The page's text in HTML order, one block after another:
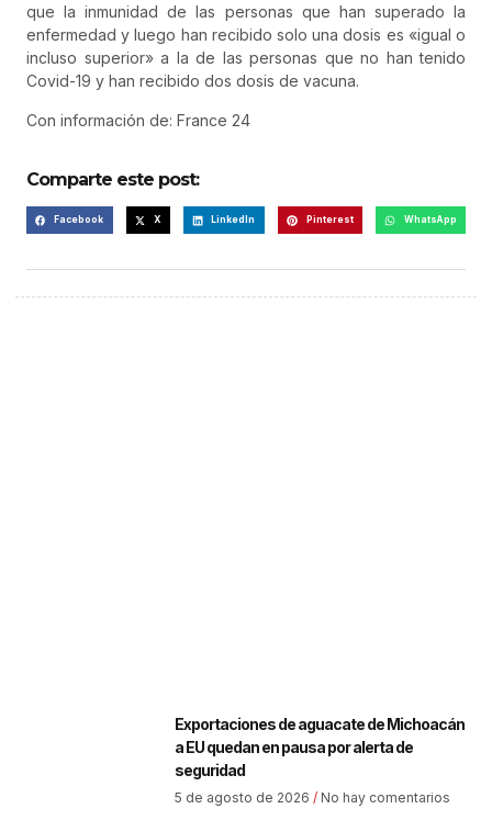
que la inmunidad de las personas que han superado la
enfermedad y luego han recibido solo una dosis es «igual o
incluso superior» a la de las personas que no han tenido
Covid-19 y han recibido dos dosis de vacuna.
Con información de: France 24
Comparte este post:
Facebook X LinkedIn Pinterest WhatsApp
Exportaciones de aguacate de Michoacán
a EU quedan en pausa por alerta de
seguridad
5 de agosto de 2026 No hay comentarios